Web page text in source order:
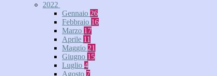
2022
Gennaio 26
Febbraio 16
Marzo 17
Aprile 11
Maggio 21
Giugno 15
Luglio 4
Agosto 7